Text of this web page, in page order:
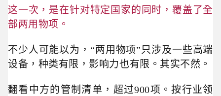
这一次，是在针对特定国家的同时，覆盖了全
部两用物项。
不少人可能以为，“两用物项”只涉及一些高端
设备，种类有限，影响力也有限。其实不然。
翻看中方的管制清单，超过900项。按行业领